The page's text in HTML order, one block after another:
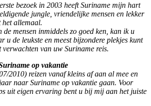
bezoek in 2003 heeft Suriname mijn hart
jungle, vriendelijke mensen en lekker
het allemaal.
mensen inmiddels zo goed ken, kan ik u
u de leukste en meest bijzondere plekjes kunt
van uw Suriname reis.
op vakantie
2010) reizen vanaf kleins af aan al mee en
naar Suriname op vakantie gaan. Voor
uit eigen ervaring bent u bij mij aan het juiste